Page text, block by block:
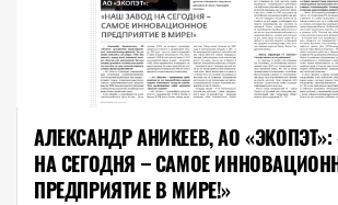
АЛЕКСАНДР АНИКЕЕВ, АО
НА СЕГОДНЯ – САМОЕ
ПРЕДПРИЯТИЕ В МИРЕ!»